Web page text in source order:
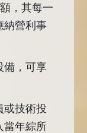
，其每一
納營利事
備，可享
或技術投
當年綜所